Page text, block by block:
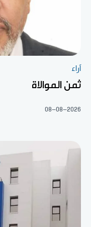
آراء
ثمن الموالاة
08-08-2026